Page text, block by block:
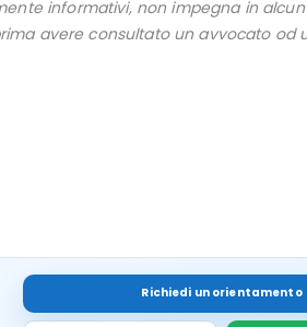
informativi, non impegna in
avere consultato un avvocato
Richiedi un orientamento